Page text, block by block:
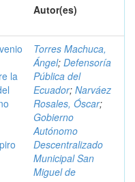
Autor(es)
la
Torres Machuca,
Ángel; Defensoría
Pública del
Ecuador; Narváez
Rosales, Óscar;
Gobierno
Autónomo
Descentralizado
Municipal San
Miguel de